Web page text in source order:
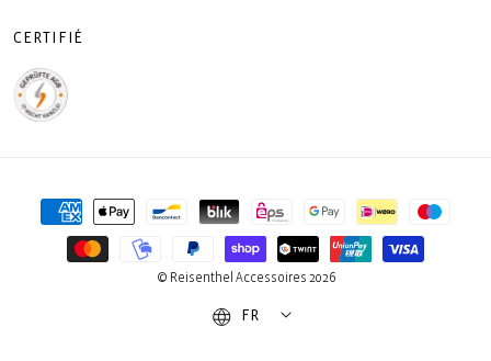
CERTIFIÉ
Moyens
paiement
© Reisenthel Accessoires 2026
FR